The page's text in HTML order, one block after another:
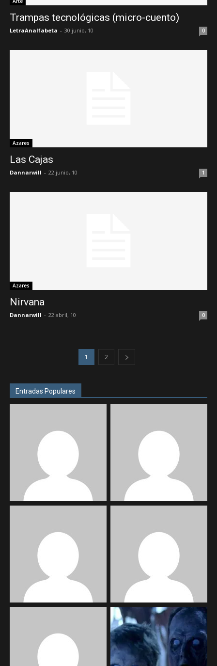
Trampas tecnológicas (micro-cuento)
LetraAnalfabeta - 30 junio, 10 0
Azares
Las Cajas
Dannarwill - 22 junio, 10 1
Azares
Nirvana
Dannarwill - 22 abril, 10 0
1 2
Entradas Populares